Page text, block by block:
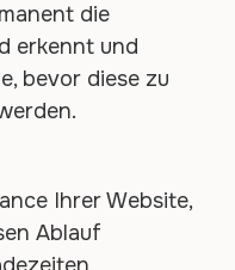
die
erkennt und
bevor diese zu
Ihrer Website,
Ablauf